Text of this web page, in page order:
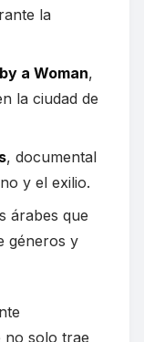
la
a Woman,
la ciudad de
, documental
y el exilio.
árabes que
géneros y
no solo trae